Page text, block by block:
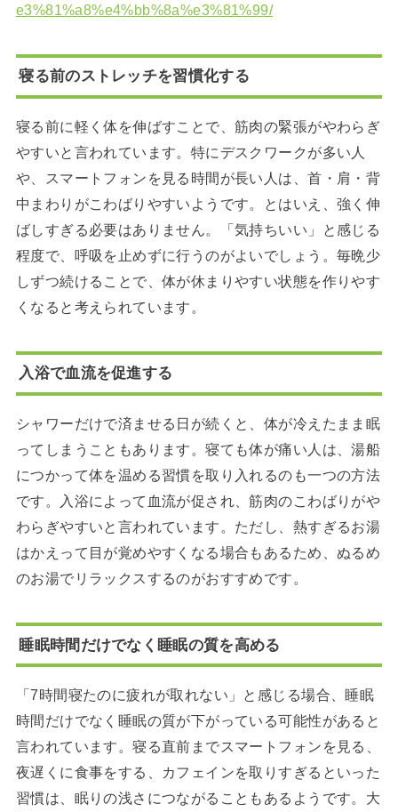
e3%81%a8%e4%bb%8a%e3%81%99/
寝る前のストレッチを習慣化する
寝る前に軽く体を伸ばすことで、筋肉の緊張がやわらぎ
やすいと言われています。特にデスクワークが多い人
や、スマートフォンを見る時間が長い人は、首・肩・背
中まわりがこわばりやすいようです。とはいえ、強く伸
ばしすぎる必要はありません。「気持ちいい」と感じる
程度で、呼吸を止めずに行うのがよいでしょう。毎晩少
しずつ続けることで、体が休まりやすい状態を作りやす
くなると考えられています。
入浴で血流を促進する
シャワーだけで済ませる日が続くと、体が冷えたまま眠
ってしまうこともあります。寝ても体が痛い人は、湯船
につかって体を温める習慣を取り入れるのも一つの方法
です。入浴によって血流が促され、筋肉のこわばりがや
わらぎやすいと言われています。ただし、熱すぎるお湯
はかえって目が覚めやすくなる場合もあるため、ぬるめ
のお湯でリラックスするのがおすすめです。
睡眠時間だけでなく睡眠の質を高める
「7時間寝たのに疲れが取れない」と感じる場合、睡眠
時間だけでなく睡眠の質が下がっている可能性があると
言われています。寝る直前までスマートフォンを見る、
夜遅くに食事をする、カフェインを取りすぎるといった
習慣は、眠りの浅さにつながることもあるようです。大